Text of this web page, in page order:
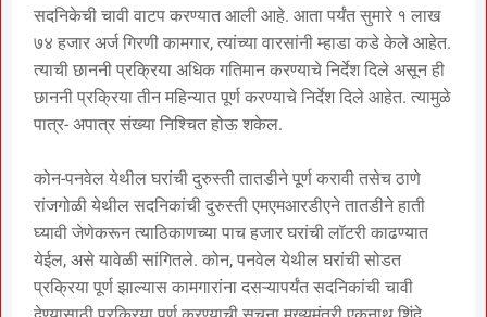
सदनिकेची चावी वाटप करण्यात आली आहे. आता पर्यंत सुमारे १ लाख
७४ हजार अर्ज गिरणी कामगार, त्यांच्या वारसांनी म्हाडा कडे केले आहेत.
त्याची छाननी प्रक्रिया अधिक गतिमान करण्याचे निर्देश दिले असून ही
छाननी प्रक्रिया तीन महिन्यात पूर्ण करण्याचे निर्देश दिले आहेत. त्यामुळे
पात्र- अपात्र संख्या निश्चित होऊ शकेल.
कोन-पनवेल येथील घरांची दुरुस्ती तातडीने पूर्ण करावी तसेच ठाणे
रांजगोळी येथील सदनिकांची दुरुस्ती एमएमआरडीएने तातडीने हाती
घ्यावी जेणेकरून त्याठिकाणच्या पाच हजार घरांची लॉटरी काढण्यात
येईल, असे यावेळी सांगितले. कोन, पनवेल येथील घरांची सोडत
प्रक्रिया पूर्ण झाल्यास कामगारांना दसऱ्यापर्यंत सदनिकांची चावी